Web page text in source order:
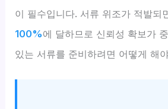
이 필수입니다. 서류 위조가 적발되
100%에 달하므로 신뢰성 확보가
있는 서류를 준비하려면 어떻게 해